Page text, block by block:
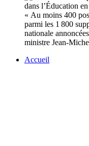
« Au moins 400
parmi les 1 800
nationale
ministre Jean-
Accueil